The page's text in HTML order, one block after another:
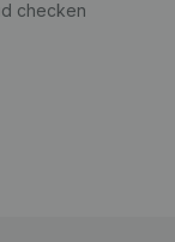
checken